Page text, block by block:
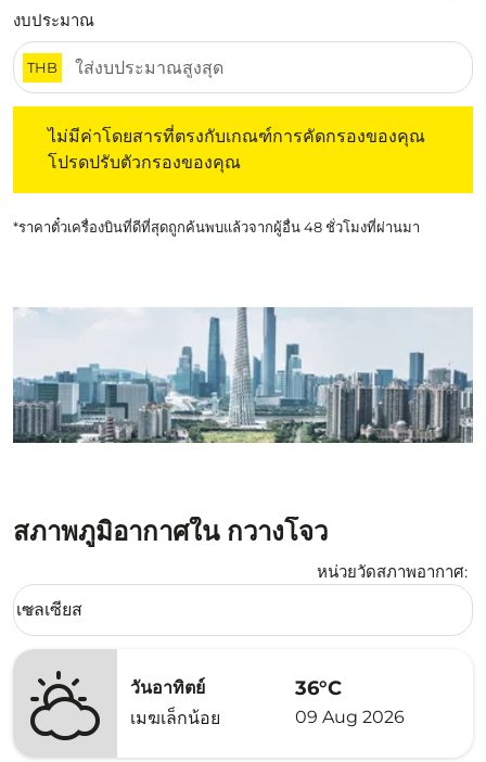
งบประมาณ
THB
ไม่มีค่าโดยสารที่ตรงกับเกณฑ์การคัดกรองของคุณ
โปรดปรับตัวกรองของคุณ
*ราคาตั๋วเครื่องบินที่ดีที่สุดถูกค้นพบแล้วจากผู้อื่น 48 ชั่วโมงที่ผ่านมา
สภาพภูมิอากาศใน กวางโจว
หน่วยวัดสภาพอากาศ:
Weather unit option เซลเซียส Selected
เซลเซียส
keyboard_arrow_down
วันอาทิตย์
เมฆเล็กน้อย
36°C
09 Aug 2026